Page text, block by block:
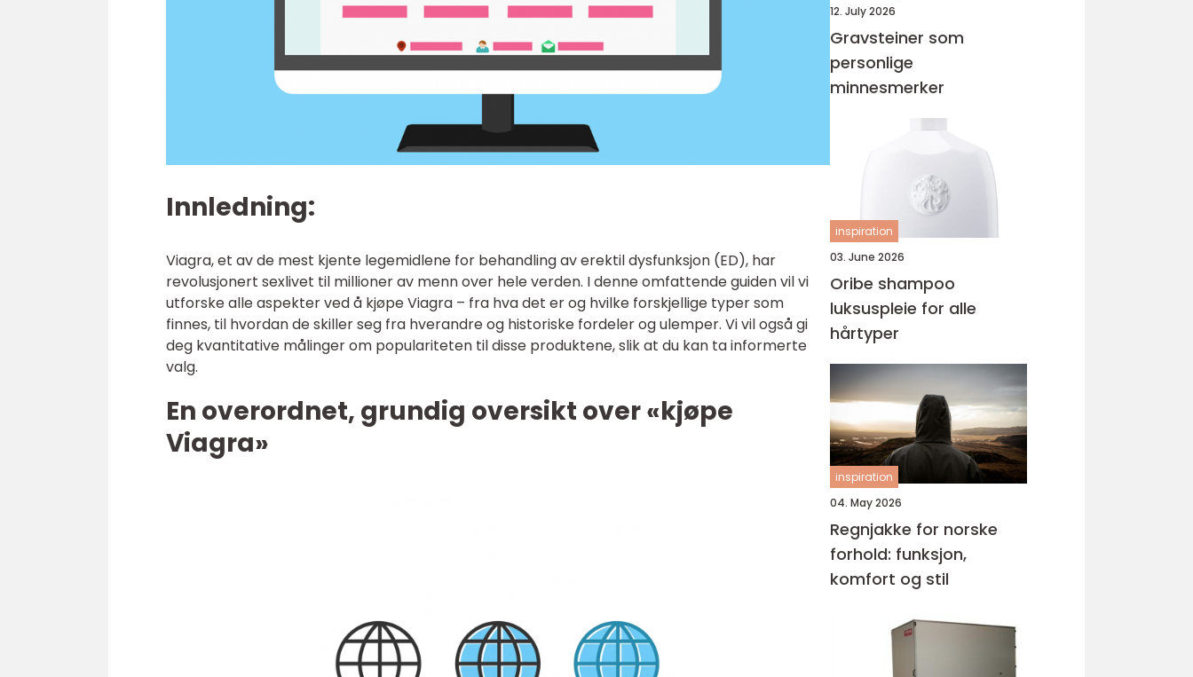
Innledning:
Viagra, et av de mest kjente legemidlene for behandling av erektil dysfunksjon (ED), har
revolusjonert sexlivet til millioner av menn over hele verden. I denne omfattende guiden vil vi
utforske alle aspekter ved å kjøpe Viagra – fra hva det er og hvilke forskjellige typer som
finnes, til hvordan de skiller seg fra hverandre og historiske fordeler og ulemper. Vi vil også gi
deg kvantitative målinger om populariteten til disse produktene, slik at du kan ta informerte
valg.
En overordnet, grundig oversikt over «kjøpe
Viagra»
12. July 2026
Gravsteiner som
personlige
minnesmerker
inspiration
03. June 2026
Oribe shampoo
luksuspleie for alle
hårtyper
inspiration
04. May 2026
Regnjakke for norske
forhold: funksjon,
komfort og stil